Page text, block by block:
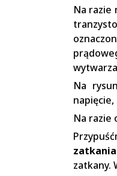
Na razie
Na
napięcie,
Na razie
zatkany.